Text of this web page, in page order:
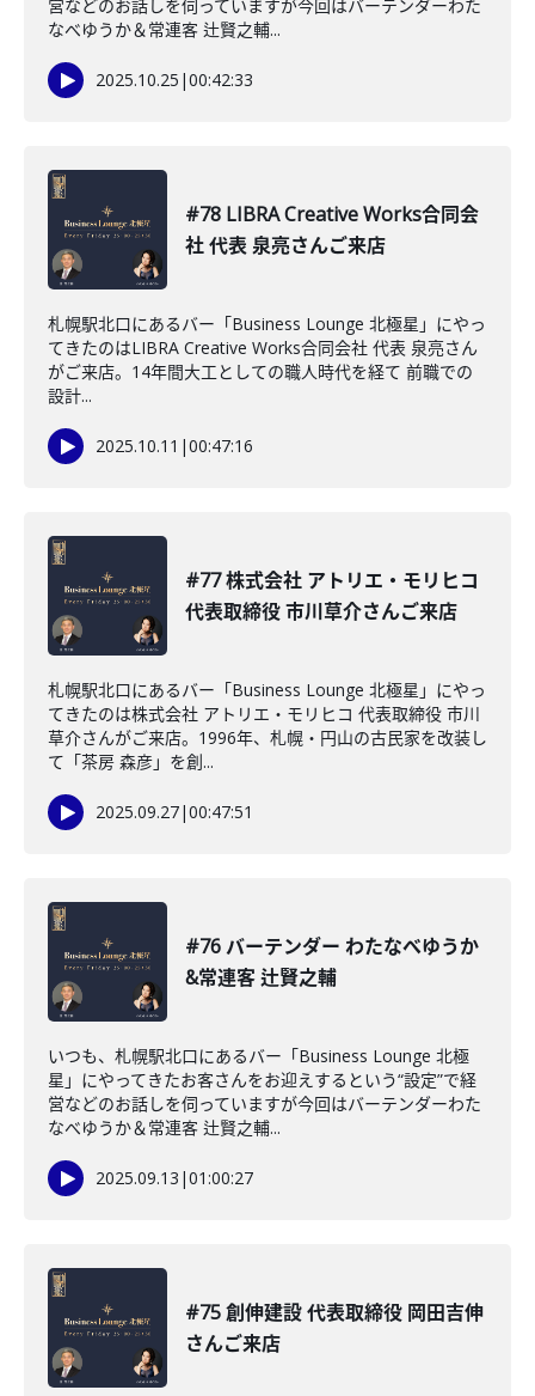
営などのお話しを伺っていますが今回はバーテンダーわた
なべゆうか＆常連客 辻賢之輔...
2025.10.25 |00:42:33
#78 LIBRA Creative Works合同会
社 代表 泉亮さんご来店
札幌駅北口にあるバー「Business Lounge 北極星」にやっ
てきたのはLIBRA Creative Works合同会社 代表 泉亮さん
がご来店。14年間大工としての職人時代を経て 前職での
設計...
2025.10.11 |00:47:16
#77 株式会社 アトリエ・モリヒコ
代表取締役 市川草介さんご来店
札幌駅北口にあるバー「Business Lounge 北極星」にやっ
てきたのは株式会社 アトリエ・モリヒコ 代表取締役 市川
草介さんがご来店。1996年、札幌・円山の古民家を改装し
て「茶房 森彦」を創...
2025.09.27|00:47:51
#76 バーテンダー わたなべゆうか
&常連客 辻賢之輔
いつも、札幌駅北口にあるバー「Business Lounge 北極
星」にやってきたお客さんをお迎えするという“設定”で経
営などのお話しを伺っていますが今回はバーテンダーわた
なべゆうか＆常連客 辻賢之輔...
2025.09.13 |01:00:27
#75 創伸建設 代表取締役 岡田吉伸
さんご来店